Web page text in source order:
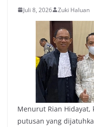
Juli 8, 2026 Zuki Haluan
Menurut Rian Hidayat,
putusan yang